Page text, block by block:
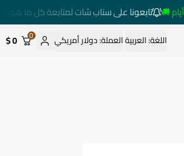
تابعونا على سناب شات لمتابعة كل ما هو
اللغة:العربيةالعملة:دولار أمريكي 0
0 $